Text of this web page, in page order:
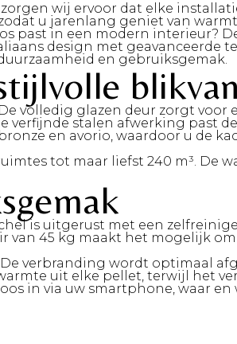
wij ervoor dat elke
u jarenlang geniet van
past in een modern interieur?
design met geavanceerde
en gebruiksgemak.
volledig glazen deur zorgt
stalen afwerking past
en avorio, waardoor u de
tot maar liefst 240 m³.
is uitgerust met een
45 kg maakt het mogelijk
verbranding wordt optimaal
uit elke pellet, terwijl het
in via uw smartphone, waar